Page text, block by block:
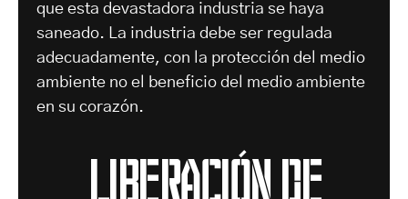
que esta devastadora industria se haya
saneado. La industria debe ser regulada
adecuadamente, con la protección del medio
ambiente no el beneficio del medio ambiente
en su corazón.
Liberación de